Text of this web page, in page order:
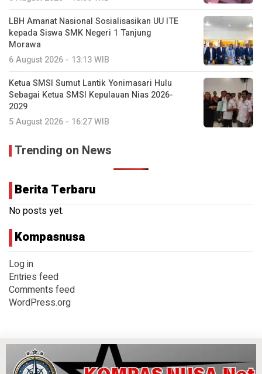
LBH Amanat Nasional Sosialisasikan UU ITE
kepada Siswa SMK Negeri 1 Tanjung
Morawa
6 August 2026 - 13:13 WIB
Ketua SMSI Sumut Lantik Yonimasari Hulu
Sebagai Ketua SMSI Kepulauan Nias 2026-
2029
5 August 2026 - 16:27 WIB
Trending on News
Berita Terbaru
No posts yet.
Kompasnusa
Log in
Entries feed
Comments feed
WordPress.org